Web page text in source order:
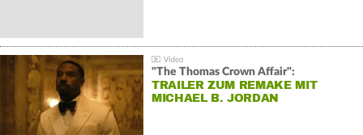
"The Thomas Crown Affair":
TRAILER ZUM REMAKE MIT
MICHAEL B. JORDAN